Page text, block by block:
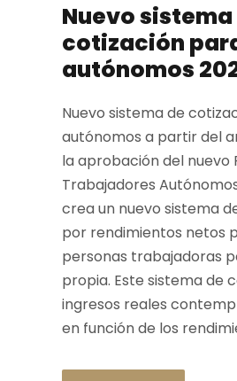
Nuevo sistema
cotización
autónomos
Nuevo sistema de
autónomos a partir del
la aprobación del nuevo
Trabajadores
crea un nuevo sistema
por rendimientos netos
personas trabajadoras
propia. Este sistema de
ingresos reales
en función de los